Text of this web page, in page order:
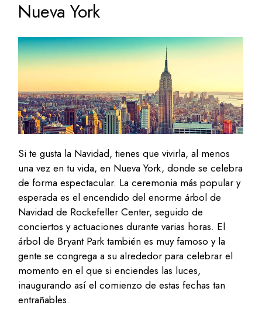
Nueva York
Si te gusta la Navidad, tienes que vivirla, al menos
una vez en tu vida, en Nueva York, donde se celebra
de forma espectacular. La ceremonia más popular y
esperada es el encendido del enorme árbol de
Navidad de Rockefeller Center, seguido de
conciertos y actuaciones durante varias horas. El
árbol de Bryant Park también es muy famoso y la
gente se congrega a su alrededor para celebrar el
momento en el que si enciendes las luces,
inaugurando así el comienzo de estas fechas tan
entrañables.